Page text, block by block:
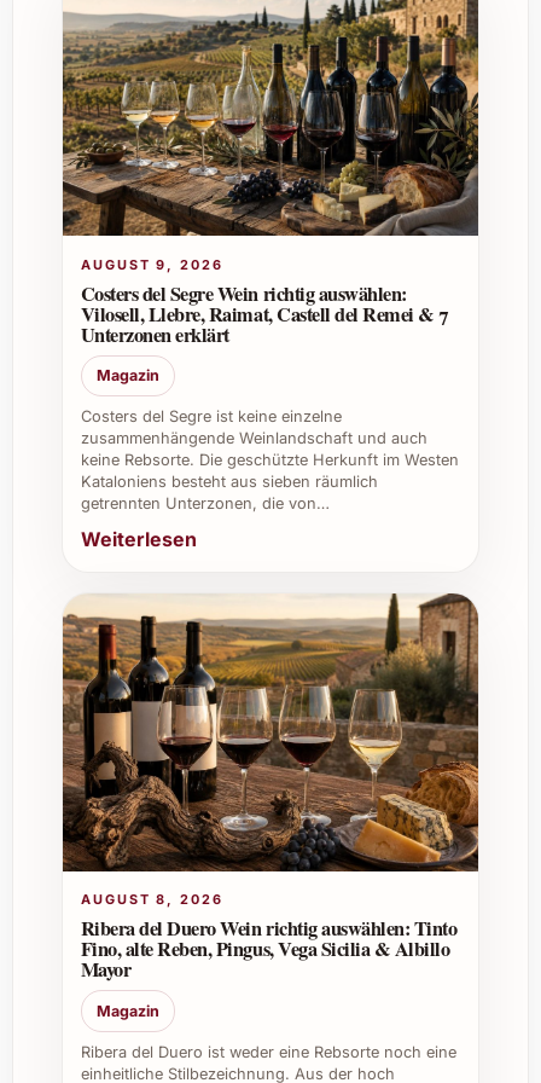
hervorragenden Auslese mit gutem
Zuckergehalt und intensiver Aromatik führten.
Kann man den Wein auch nach dem Öffnen
noch lagern?
Geöffnet sollte der Wein innerhalb von 3-5
Tagen konsumiert werden, am besten kühl
gelagert und verschlossen, um Aromenverlust
zu vermeiden.
Individuelle Tipps für den privaten und
beruflichen Gebrauch
Ideal als Geschenk für Weinliebhaber zu
festlichen Anlässen wie Weihnachten
oder Jubiläen
Bereichert das Angebot bei
Sommerfesten und besonderen Feiern
zuhause
hochwertigen Caterings, Firmenevents
und Businesspräsenten
Bereichert die Speisekarte in
Restaurants als exquisites Dessertwein-
Angebot
Ist eine wertvolle Ergänzung für den
eigenen Weinkeller und für längerfristige
Investitionen
Gönnen Sie sich oder Ihren Liebsten mit dem
unvergleichliches Geschmackserlebnis voller
Eleganz und Tradition. Ob als Genussmoment
alleine oder als glanzvoller Begleiter zu
besonderen Feiern – dieser Wein bringt edle
Süße und harmonische Finesse in jeden
Anlass.
AUGUST 9, 2026
Costers del Segre Wein richtig auswählen:
Vilosell, Llebre, Raimat, Castell del Remei & 7
Unterzonen erklärt
Magazin
Costers del Segre ist keine einzelne
zusammenhängende Weinlandschaft und auch
keine Rebsorte. Die geschützte Herkunft im Westen
Kataloniens besteht aus sieben räumlich
getrennten Unterzonen, die von…
Weiterlesen
AUGUST 8, 2026
Ribera del Duero Wein richtig auswählen: Tinto
Fino, alte Reben, Pingus, Vega Sicilia & Albillo
Mayor
Magazin
Ribera del Duero ist weder eine Rebsorte noch eine
einheitliche Stilbezeichnung. Aus der hoch